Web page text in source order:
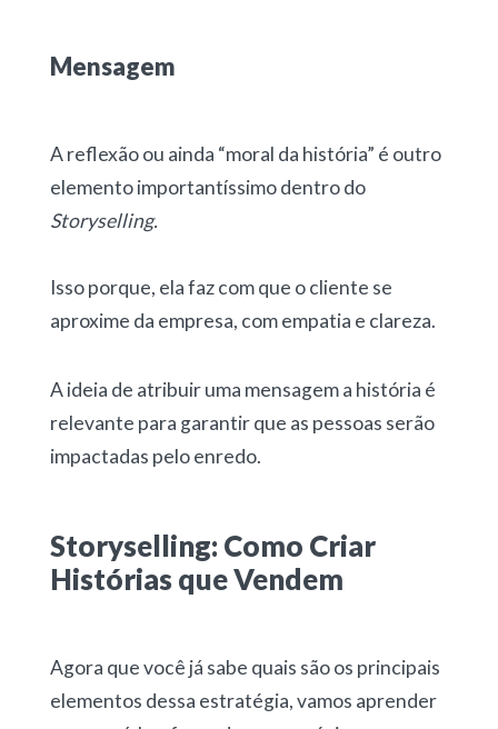
Mensagem
A reflexão ou ainda “moral da história” é outro
elemento importantíssimo dentro do
Storyselling.
Isso porque, ela faz com que o cliente se
aproxime da empresa, com empatia e clareza.
A ideia de atribuir uma mensagem a história é
relevante para garantir que as pessoas serão
impactadas pelo enredo.
Storyselling: Como Criar
Histórias que Vendem
Agora que você já sabe quais são os principais
elementos dessa estratégia, vamos aprender